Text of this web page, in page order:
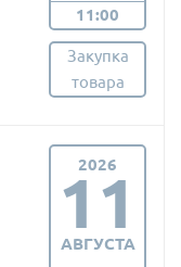
11:00
Закупка
товара
2026
11
АВГУСТА